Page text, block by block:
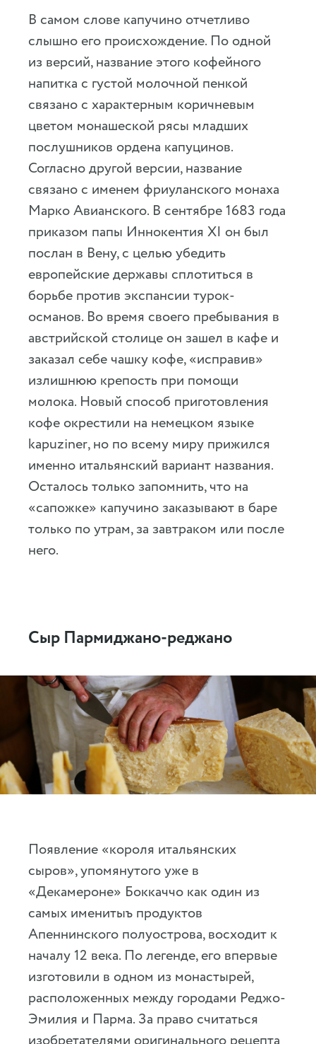
В самом слове капучино отчетливо
слышно его происхождение. По одной
из версий, название этого кофейного
напитка с густой молочной пенкой
связано с характерным коричневым
цветом монашеской рясы младших
послушников ордена капуцинов.
Согласно другой версии, название
связано с именем фриуланского монаха
Марко Авианского. В сентябре 1683 года
приказом папы Иннокентия XI он был
послан в Вену, с целью убедить
европейские державы сплотиться в
борьбе против экспансии турок-
османов. Во время своего пребывания в
австрийской столице он зашел в кафе и
заказал себе чашку кофе, «исправив»
излишнюю крепость при помощи
молока. Новый способ приготовления
кофе окрестили на немецком языке
kapuziner, но по всему миру прижился
именно итальянский вариант названия.
Осталось только запомнить, что на
«сапожке» капучино заказывают в баре
только по утрам, за завтраком или после
него.
Сыр Пармиджано-реджано
Появление «короля итальянских
сыров», упомянутого уже в
«Декамероне» Боккаччо как один из
самых именитыъ продуктов
Апеннинского полуострова, восходит к
началу 12 века. По легенде, его впервые
изготовили в одном из монастырей,
расположенных между городами Реджо-
Эмилия и Парма. За право считаться